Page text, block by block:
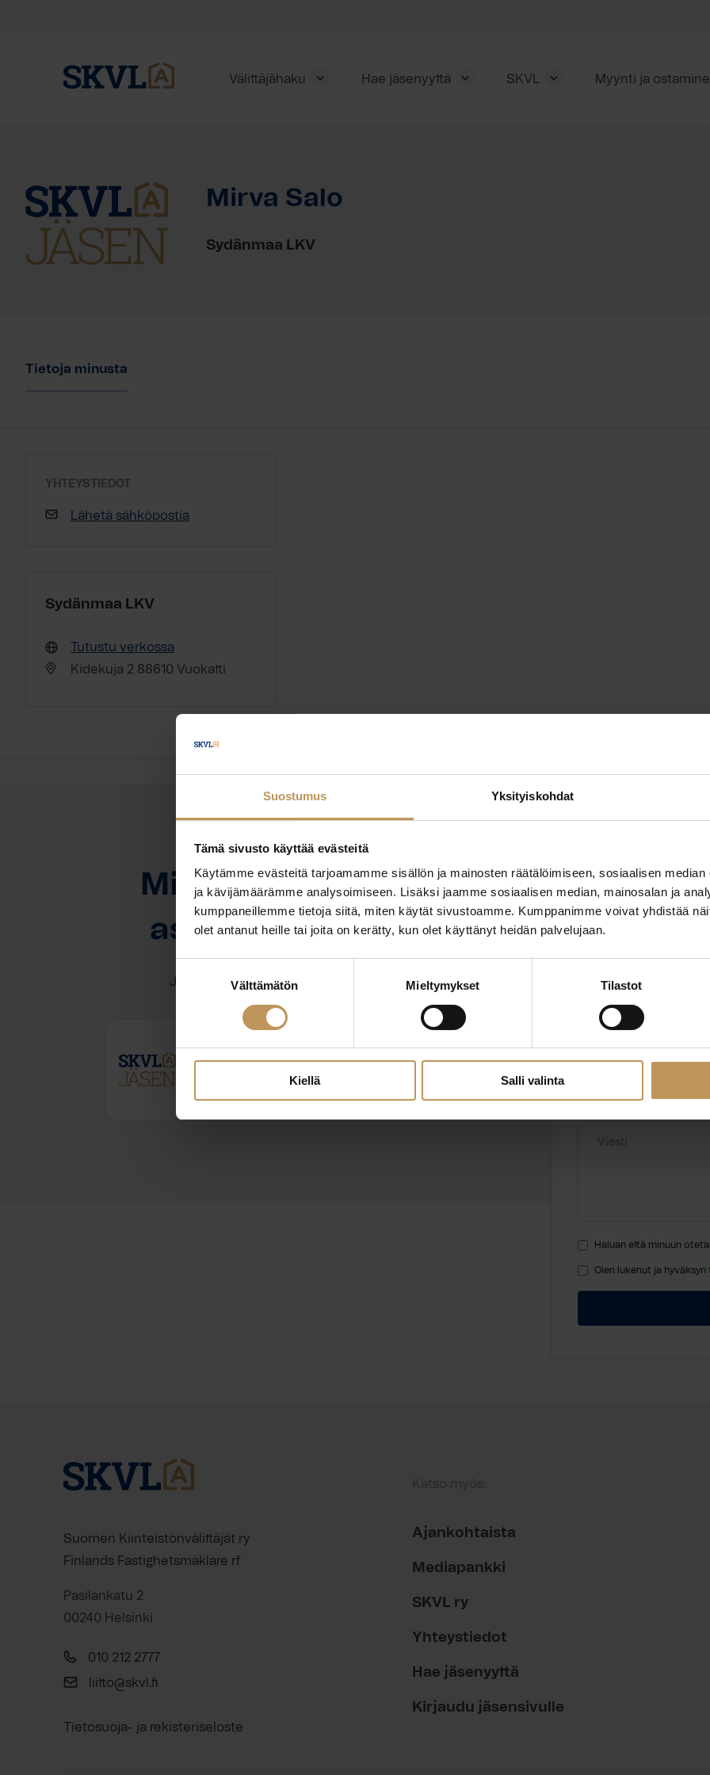
Suostumus Yksityiskohdat
Tämä sivusto käyttää evästeitä
Käytämme evästeitä tarjoamamme sisällön ja mainosten räätälöimiseen, sosiaalisen
ja kävijämäärämme analysoimiseen. Lisäksi jaamme sosiaalisen median, mainosalan ja
kumppaneillemme tietoja siitä, miten käytät sivustoamme. Kumppanimme voivat yhdistää
olet antanut heille tai joita on kerätty, kun olet käyttänyt heidän palvelujaan.
valinta
Välttämätön Mieltymykset Tilastot
Kiellä Salli valinta
Välittäjähaku Hae jäsenyyttä SKVL Myynti ja
Mirva Salo
Sydänmaa LKV
Tietoja minusta
YHTEYSTIEDOT
Lähetä sähköpostia
Sydänmaa LKV
Tutustu verkossa
Kidekuja 2 88610 Vuokatti
OTA YHTEYTTÄ
Miten voin auttaa
asuntoasioissa?
Jätä yhteystietosi, niin otan yhteyttä
mirva@sydanmaalkv.fi
*
Haluan että minuun
Olen lukenut ja hyväksyn
Suomen Kiinteistönvälittäjät ry
Finlands Fastighetsmäklare rf
Pasilankatu 2
00240 Helsinki
010 212 2777
liitto@skvl.fi
Tietosuoja- ja rekisteriseloste
Katso myös:
Ajankohtaista
Mediapankki
SKVL ry
Yhteystiedot
Hae jäsenyyttä
Kirjaudu jäsensivulle